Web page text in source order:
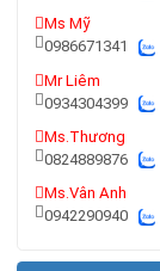
Ms Mỹ
0986671341
Mr Liêm
0934304399
Ms.Thương
0824889876
Ms.Vân Anh
0942290940